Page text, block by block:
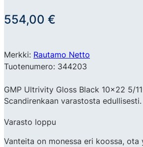
554,00 €
Merkki: Rautamo Netto
Tuotenumero: 344203
GMP Ultrivity Gloss Black 10×22 5/
Scandirenkaan varastosta edullisesti.
Varasto loppu
Vanteita on monessa eri koossa,